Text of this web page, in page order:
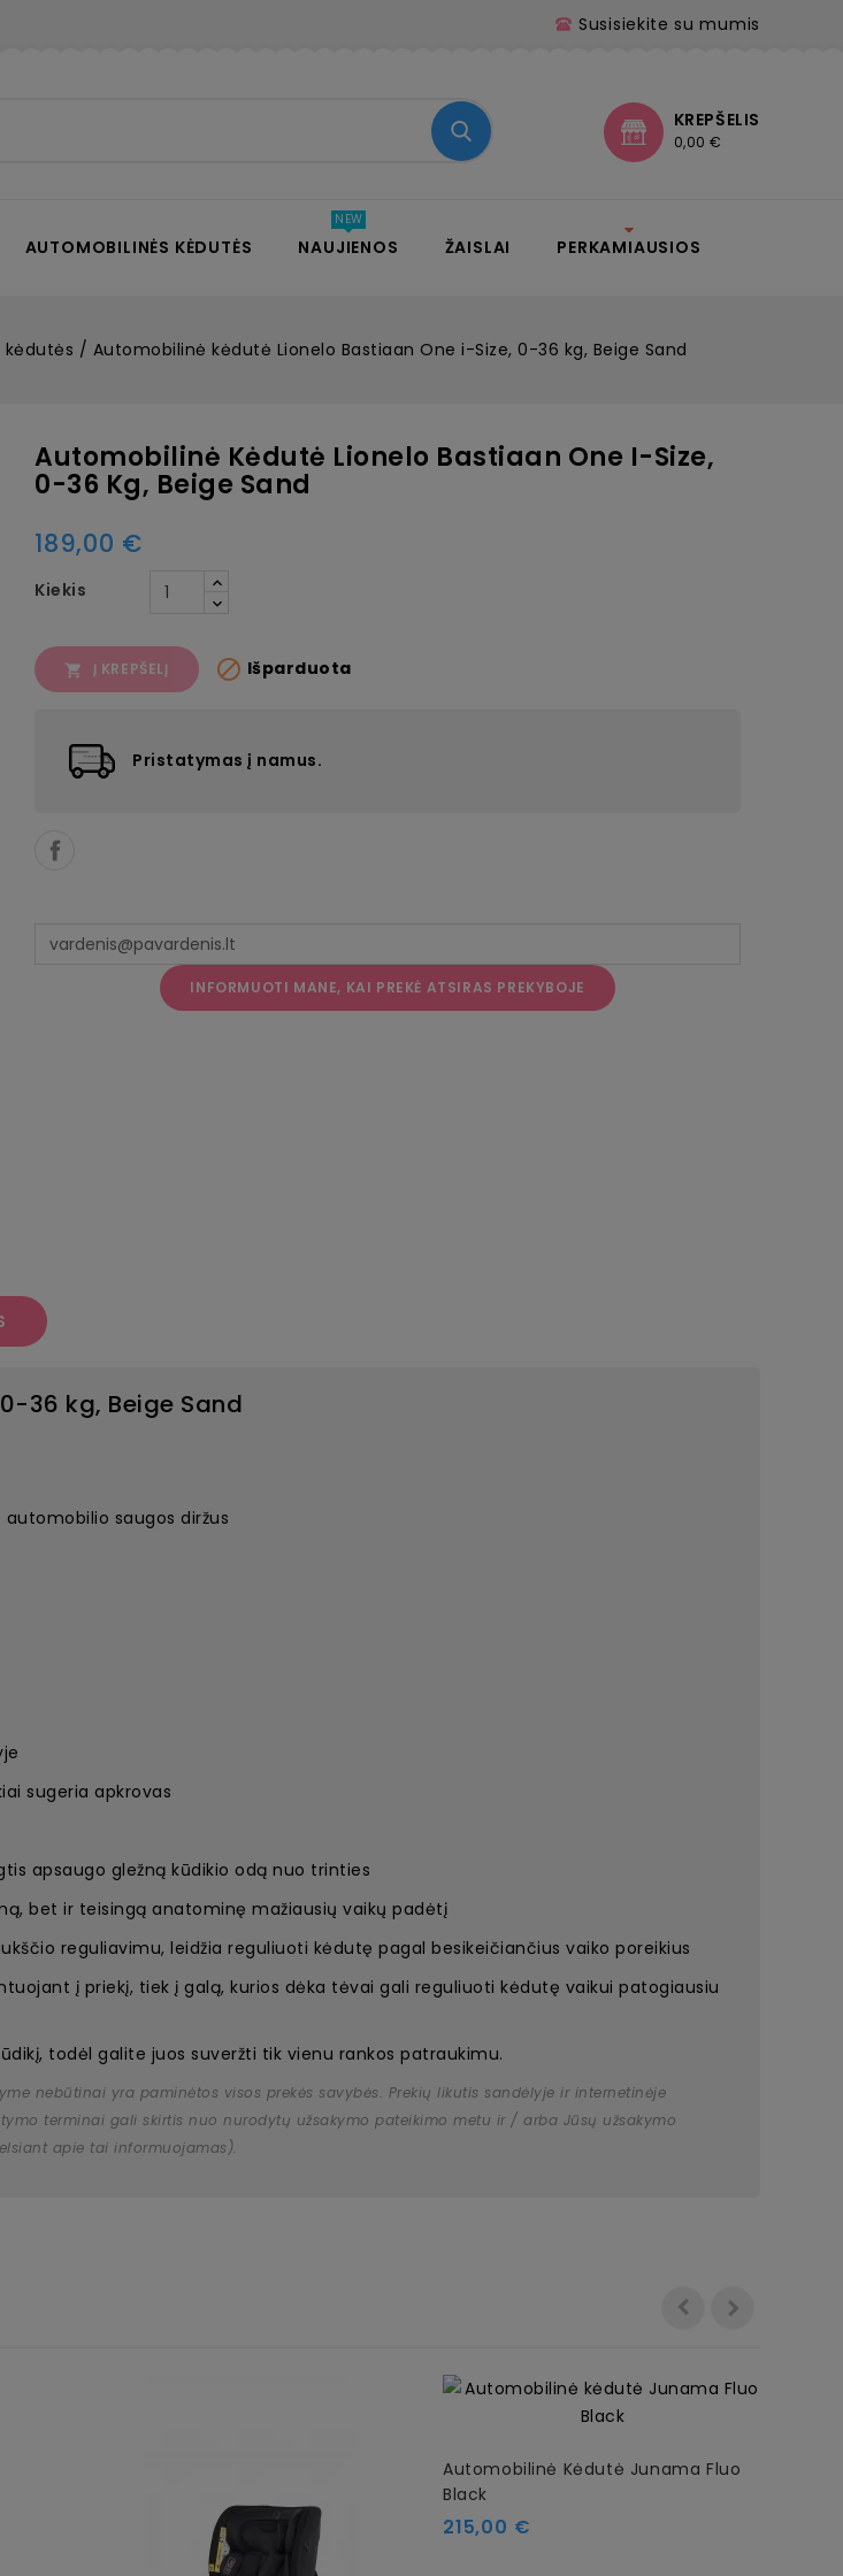
Susisiekite su mumis
KREPŠELIS
0,00 €
AUTOMOBILINĖS KĖDUTĖS NAUJIENOS ŽAISLAI PERKAMIAUSIOS
Automobilinė kėdutė Lionelo Bastiaan One i-Size, 0-36 kg, Beige Sand
Automobilinė Kėdutė Lionelo Bastiaan One I-Size,
0-36 Kg, Beige Sand
189,00 €
Kiekis
 Į KREPŠELĮ  Išparduota
INFORMUOTI MANE, KAI PREKĖ ATSIRAS PREKYBOJE
Pristatymas į namus.
36 kg, Beige Sand
saugos diržus
sugeria apkrovas
apsaugo gležną kūdikio odą nuo trinties
bet ir teisingą anatominę mažiausių vaikų padėtį
reguliavimu, leidžia reguliuoti kėdutę pagal besikeičiančius vaiko poreikius
į priekį, tiek į galą, kurios dėka tėvai gali reguliuoti kėdutę vaikui patogiausiu
todėl galite juos suveržti tik vienu rankos patraukimu.
nebūtinai yra paminėtos visos prekės savybės. Prekių likutis sandėlyje ir internetinėje
terminai gali skirtis nuo nurodytų užsakymo pateikimo metu ir / arba Jūsų užsakymo
apie tai informuojamas).
Automobilinė Kėdutė Junama Fluo
Black
Kaina
215,00 €